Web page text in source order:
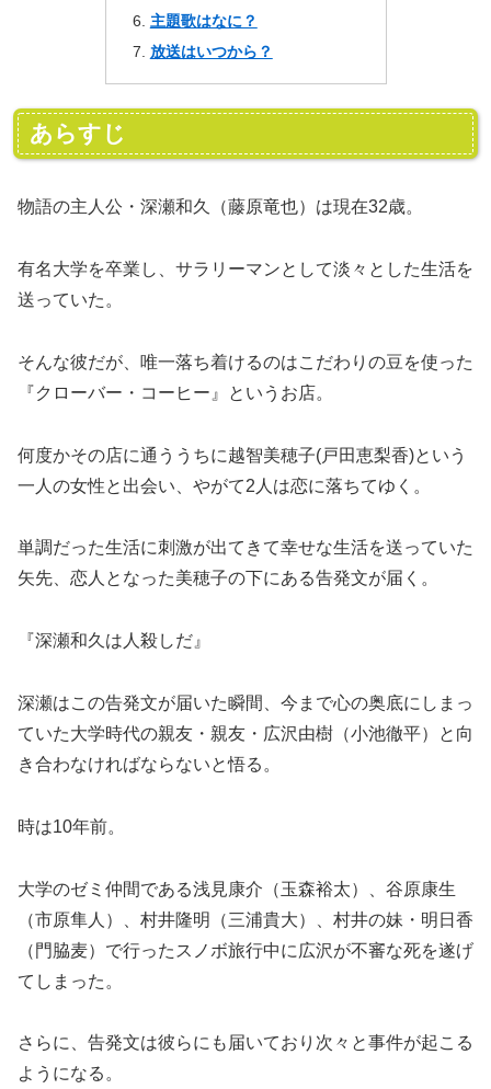
主題歌はなに？
放送はいつから？
あらすじ
物語の主人公・深瀬和久（藤原竜也）は現在32歳。
有名大学を卒業し、サラリーマンとして淡々とした生活を
送っていた。
そんな彼だが、唯一落ち着けるのはこだわりの豆を使った
『クローバー・コーヒー』というお店。
何度かその店に通ううちに越智美穂子(戸田恵梨香)という
一人の女性と出会い、やがて2人は恋に落ちてゆく。
単調だった生活に刺激が出てきて幸せな生活を送っていた
矢先、恋人となった美穂子の下にある告発文が届く。
『深瀬和久は人殺しだ』
深瀬はこの告発文が届いた瞬間、今まで心の奥底にしまっ
ていた大学時代の親友・親友・広沢由樹（小池徹平）と向
き合わなければならないと悟る。
時は10年前。
大学のゼミ仲間である浅見康介（玉森裕太）、谷原康生
（市原隼人）、村井隆明（三浦貴大）、村井の妹・明日香
（門脇麦）で行ったスノボ旅行中に広沢が不審な死を遂げ
てしまった。
さらに、告発文は彼らにも届いており次々と事件が起こる
ようになる。